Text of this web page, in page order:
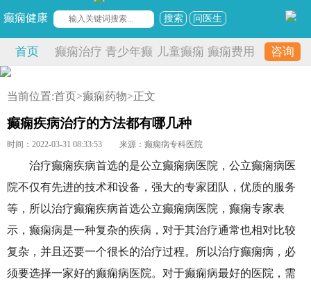
癫痫健康 搜索 问医生
首页 癫痫治疗 青少年癫 儿童癫痫 癫痫费用 咨询
当前位置:首页>癫痫药物>正文
癫痫疾病治疗的方法都有哪几种
时间：2022-03-31 08:33:53 来源：癫痫病专科医院
治疗癫痫疾病首选的是公立癫痫病医院，公立癫痫病医
院不仅有先进的技术和设备，强大的专家团队，优质的服务
等，所以治疗癫痫疾病首选公立癫痫病医院，癫痫专家表
示，癫痫病是一种复杂的疾病，对于其治疗通常也相对比较
复杂，并且还要一个很长的治疗过程。所以治疗癫痫病，必
须要选择一家好的癫痫病医院。对于癫痫病最好的医院，需